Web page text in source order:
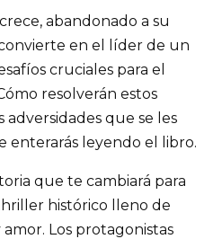
abandonado a su
en el líder de un
cruciales para el
resolverán estos
adversidades que se les
enterarás leyendo el libro.
que te cambiará para
histórico lleno de
Los protagonistas